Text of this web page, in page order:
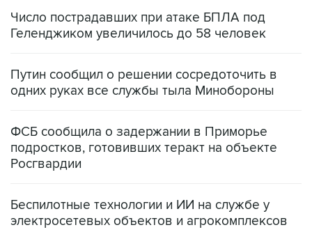
Число пострадавших при атаке БПЛА под
Геленджиком увеличилось до 58 человек
Путин сообщил о решении сосредоточить в
одних руках все службы тыла Минобороны
ФСБ сообщила о задержании в Приморье
подростков, готовивших теракт на объекте
Росгвардии
Беспилотные технологии и ИИ на службе у
электросетевых объектов и агрокомплексов